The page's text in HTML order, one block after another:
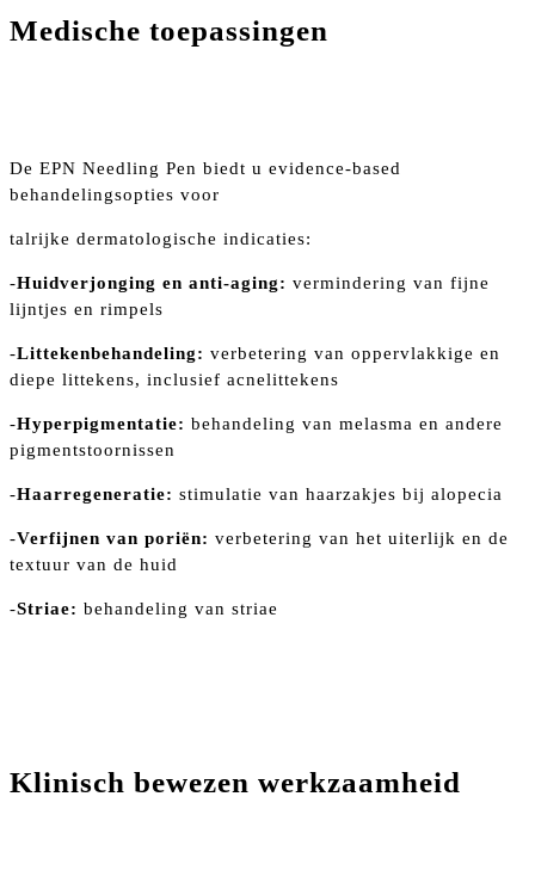
Medische toepassingen
De EPN Needling Pen biedt u evidence-based
behandelingsopties voor
talrijke dermatologische indicaties:
-Huidverjonging en anti-aging: vermindering van fijne
lijntjes en rimpels
-Littekenbehandeling: verbetering van oppervlakkige en
diepe littekens, inclusief acnelittekens
-Hyperpigmentatie: behandeling van melasma en andere
pigmentstoornissen
-Haarregeneratie: stimulatie van haarzakjes bij alopecia
-Verfijnen van poriën: verbetering van het uiterlijk en de
textuur van de huid
-Striae: behandeling van striae
Klinisch bewezen werkzaamheid